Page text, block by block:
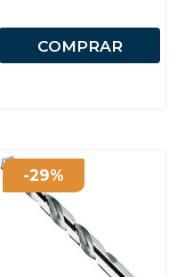
COMPRAR
-29%